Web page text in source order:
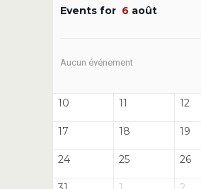
Events for 6 août
Aucun événement
10 11 12
17 18 19
24 25 26